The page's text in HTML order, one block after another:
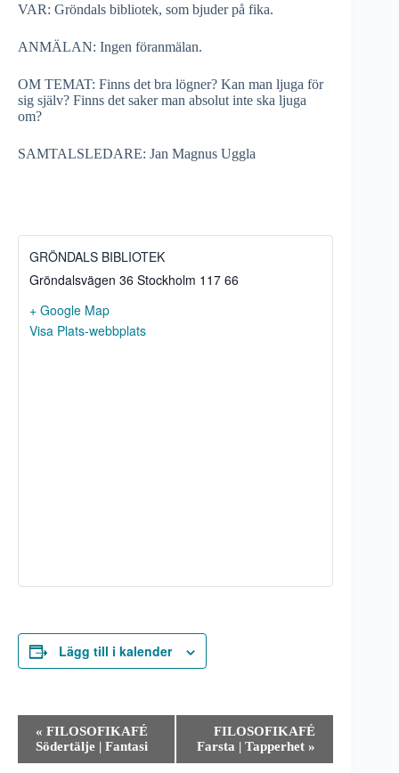
VAR: Gröndals bibliotek, som bjuder på fika.
ANMÄLAN: Ingen föranmälan.
OM TEMAT: Finns det bra lögner? Kan man ljuga för
sig själv? Finns det saker man absolut inte ska ljuga
om?
SAMTALSLEDARE: Jan Magnus Uggla
GRÖNDALS BIBLIOTEK
Gröndalsvägen 36 Stockholm 117 66
+ Google Map
Visa Plats-webbplats
Lägg till i kalender
« FILOSOFIKAFÉ
Södertälje | Fantasi
FILOSOFIKAFÉ
Farsta | Tapperhet»